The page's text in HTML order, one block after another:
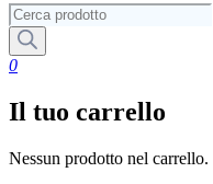
Ricerca
prodotti
0
Il tuo carrello
Nessun prodotto nel carrello.